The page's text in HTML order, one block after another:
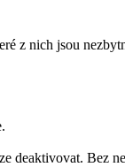
z nich jsou
deaktivovat. Bez